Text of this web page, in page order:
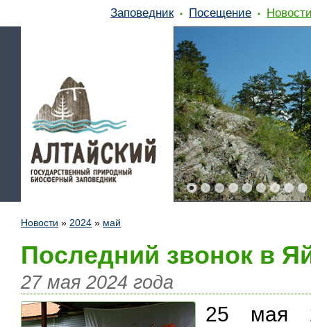
Заповедник Посещение
Новости » 2024 » май
Последний звонок в
27 мая 2024 года
25 мая